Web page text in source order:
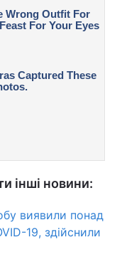
інші новини:
виявили понад
19, здійснили